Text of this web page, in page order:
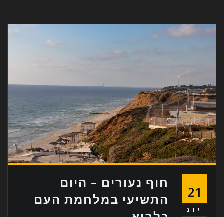
21
יונ
חוף נעורים – היום
התשיעי במלחמת העם